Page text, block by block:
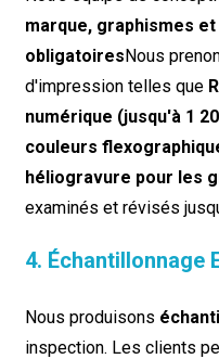
marque, graphismes
obligatoiresNous
d'impression telles que
numérique (jusqu'à 1
couleurs
héliogravure pour les
examinés et révisés
4. Échantillonnage
Nous produisons
inspection. Les clients